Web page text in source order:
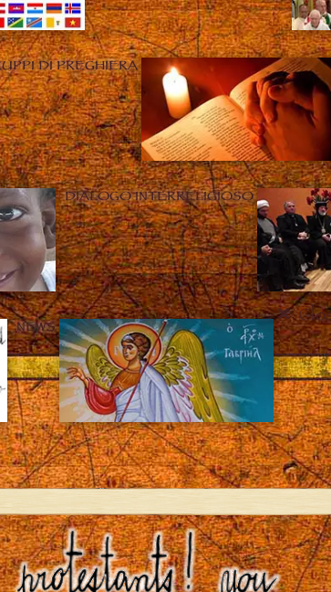
DI PREGHIERA
DIALOGO INTERRELIGIOSO
NEWS